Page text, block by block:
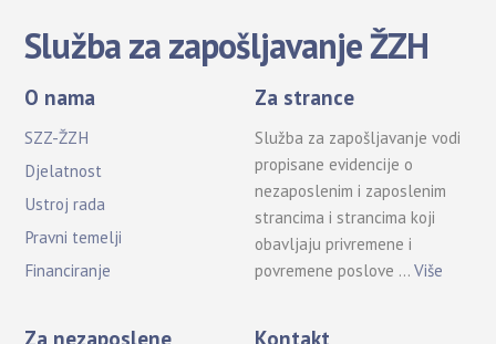
Služba za zapošljavanje ŽZH
O nama
SZZ-ŽZH
Djelatnost
Ustroj rada
Pravni temelji
Financiranje
Za strance
Služba za zapošljavanje vodi
propisane evidencije o
nezaposlenim i zaposlenim
strancima i strancima koji
obavljaju privremene i
povremene poslove …Više
Za nezaposlene Kontakt